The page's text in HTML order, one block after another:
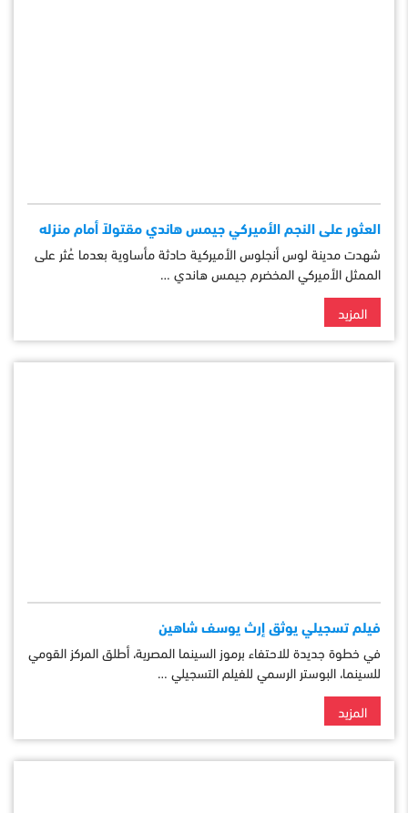
العثور على النجم الأميركي جيمس هاندي مقتولاً أمام منزله
شهدت مدينة لوس أنجلوس الأميركية حادثة مأساوية بعدما عُثر على
الممثل الأميركي المخضرم جيمس هاندي …
المزيد
فيلم تسجيلي يوثق إرث يوسف شاهين
في خطوة جديدة للاحتفاء برموز السينما المصرية، أطلق المركز القومي
للسينما، البوستر الرسمي للفيلم التسجيلي …
المزيد